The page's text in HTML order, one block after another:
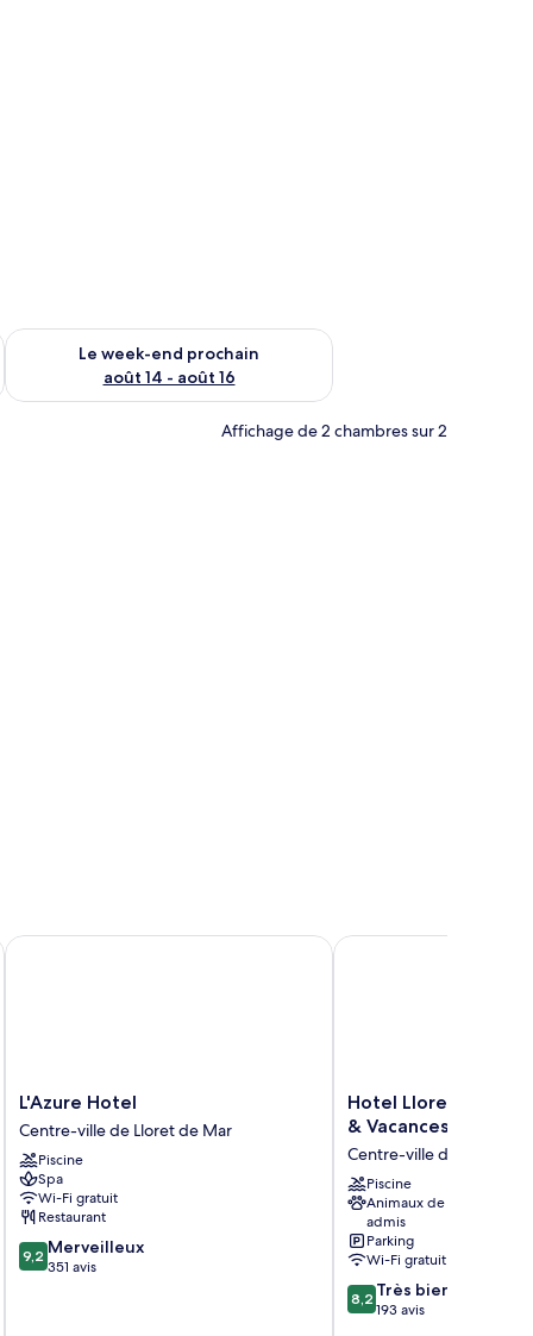
août 7 - août 9
Le week-end prochain
août 14 - août 16
Vérifier la disponibilité pour le week-end prochain août 14 -
Affichage de 2 chambres sur 2
un lit plus petit, une table de chevet, une lampe, une armoire et un miroir.
L'Azure
Hotel
Centre-
ville
de
Lloret
de
Mar
L'Azure Hotel
Centre-ville de Lloret de Mar
Piscine
Spa
Wi-Fi gratuit
Restaurant
9.2
sur
9,2 Merveilleux
351 avis
L'Azure Hotel
Hotel
Lloret
Rosa
by
Pierre
Vacances
Centre-
ville
de
Hotel Lloret Santa
& Vacances
Centre-ville de Lloret de
Piscine
Animaux de compagnie
admis
Parking
Wi-Fi gratuit
8.2
sur
8,2 Très bien
193 avis
Hotel Lloret Santa